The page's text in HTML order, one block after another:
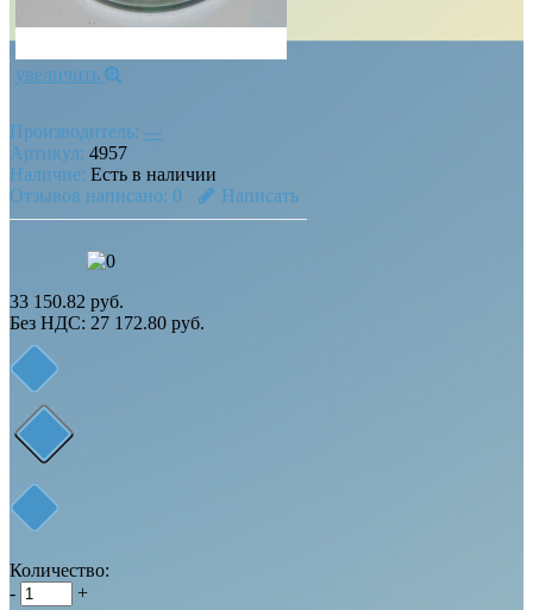
увеличить
Производитель: ---
Артикул: 4957
Наличие: Есть в наличии
Отзывов написано: 0 Написать
33 150.82 руб.
Без НДС: 27 172.80 руб.
Количество:
-
+